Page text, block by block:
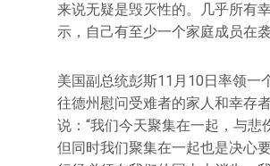
来说无疑是毁灭性的。几乎所有
示，自己有至少一个家庭成员在袭
美国副总统彭斯11月10日率领一
往德州慰问受难者的家人和幸存
说：“我们今天聚集在一起，与悲
但同时我们聚集在一起也是决心